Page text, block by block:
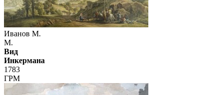
Иванов М.
М.
Вид
Инкермана
1783
ГРМ